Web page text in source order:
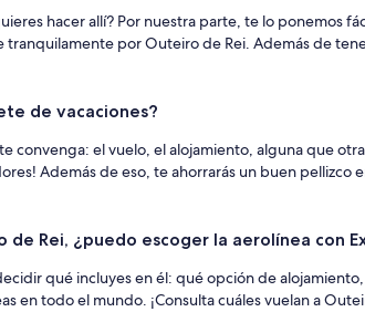
hacer allí? Por nuestra parte, te lo ponemos
tranquilamente por Outeiro de Rei. Además de
de vacaciones?
el vuelo, el alojamiento, alguna que
Además de eso, te ahorrarás un buen pellizco
Rei, ¿puedo escoger la aerolínea con
qué incluyes en él: qué opción de
en todo el mundo. ¡Consulta cuáles vuelan a